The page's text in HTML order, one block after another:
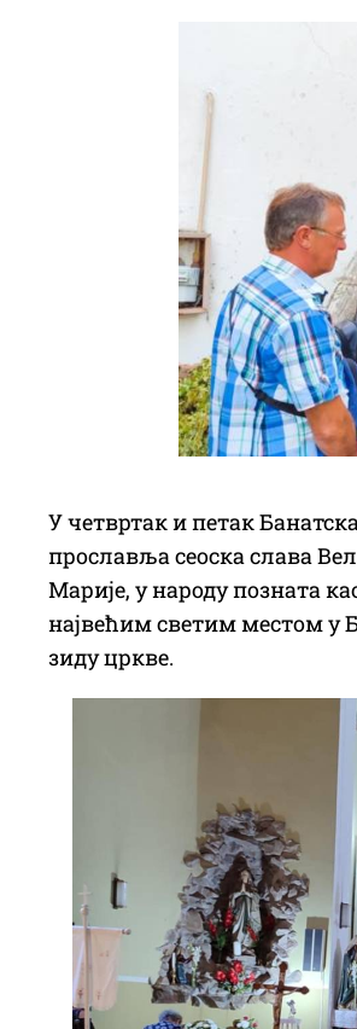
У четвртак и петак
прославља сеоска слава
Марије, у народу позната
највећим светим местом у
зиду цркве.